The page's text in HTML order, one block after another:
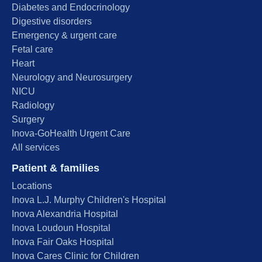
Diabetes and Endocrinology
Digestive disorders
Emergency & urgent care
Fetal care
Heart
Neurology and Neurosurgery
NICU
Radiology
Surgery
Inova-GoHealth Urgent Care
All services
Patient & families
Locations
Inova L.J. Murphy Children's Hospital
Inova Alexandria Hospital
Inova Loudoun Hospital
Inova Fair Oaks Hospital
Inova Cares Clinic for Children